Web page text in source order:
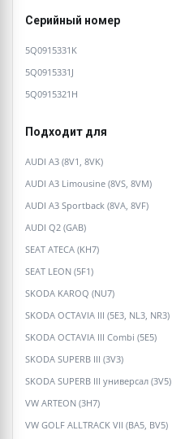
Серийный номер
5Q0915331K
5Q0915331J
5Q0915321H
Подходит для
AUDI A3 (8V1, 8VK)
AUDI A3 Limousine (8VS, 8VM)
AUDI A3 Sportback (8VA, 8VF)
AUDI Q2 (GAB)
SEAT ATECA (KH7)
SEAT LEON (5F1)
SKODA KAROQ (NU7)
SKODA OCTAVIA III (5E3, NL3, NR3)
SKODA OCTAVIA III Combi (5E5)
SKODA SUPERB III (3V3)
SKODA SUPERB III универсал (3V5)
VW ARTEON (3H7)
VW GOLF ALLTRACK VII (BA5, BV5)